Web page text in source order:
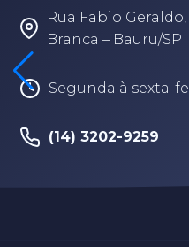
Rua Fabio Geraldo,
Branca – Bauru/SP
Segunda à sexta-
(14) 3202-9259